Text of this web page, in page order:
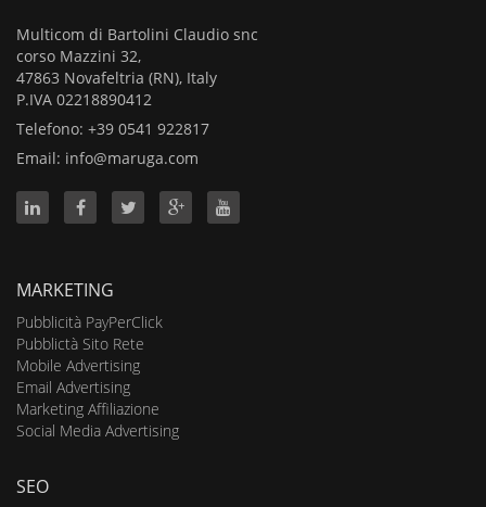
Multicom di Bartolini Claudio snc
corso Mazzini 32,
47863 Novafeltria (RN), Italy
P.IVA 02218890412
Telefono: +39 0541 922817
Email: info@maruga.com
MARKETING
Pubblicità PayPerClick
Pubblictà Sito Rete
Mobile Advertising
Email Advertising
Marketing Affiliazione
Social Media Advertising
SEO